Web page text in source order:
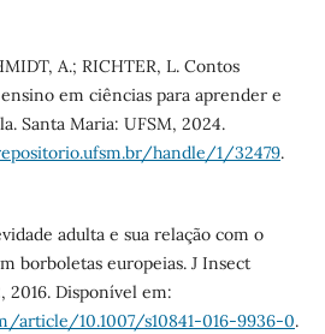
A.; RICHTER, L. Contos
em ciências para aprender e
Santa Maria: UFSM, 2024.
handle/1/32479.
adulta e sua relação com o
borboletas europeias. J Insect
2016. Disponível em:
article/10.1007/s10841-016-9936-0.